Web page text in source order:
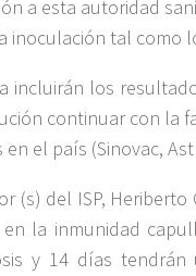
a esta autoridad
inoculación tal como
incluirán los
continuar con la
el país (Sinovac,
(s) del ISP,
en la inmunidad
y 14 días